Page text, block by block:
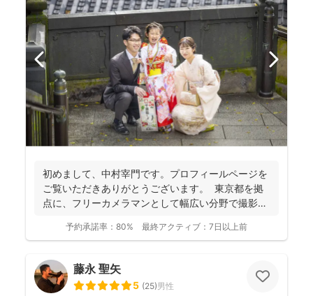
初めまして、中村宰門です。プロフィールページを
ご覧いただきありがとうございます。 東京都を拠
点に、フリーカメラマンとして幅広い分野で撮影を
予約承諾率： 80% 最終アクティブ： 7日以上前
藤永 聖矢
5 (25)男性